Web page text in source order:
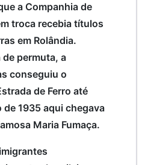
a Companhia de
troca recebia títulos
em Rolândia.
de permuta, a
conseguiu o
de Ferro até
de 1935 aqui chegava
Maria Fumaça.